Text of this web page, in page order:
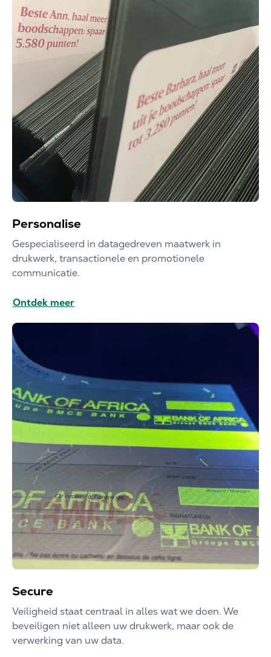
Personalise
Gespecialiseerd in datagedreven maatwerk in
drukwerk, transactionele en promotionele
communicatie.
Ontdek meer
Secure
Veiligheid staat centraal in alles wat we doen. We
beveiligen niet alleen uw drukwerk, maar ook de
verwerking van uw data.